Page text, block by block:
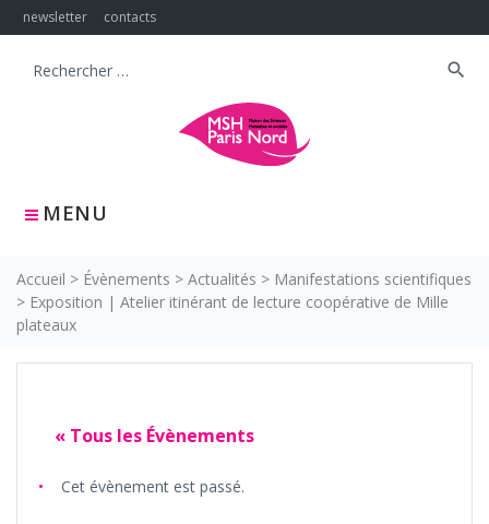
Skip
to
newsletter contacts
MENU
Search
search
Accueil > Évènements > Actualités > Manifestations scientifiques
> Exposition | Atelier itinérant de lecture coopérative de Mille
plateaux
« Tous les Évènements
Cet évènement est passé.